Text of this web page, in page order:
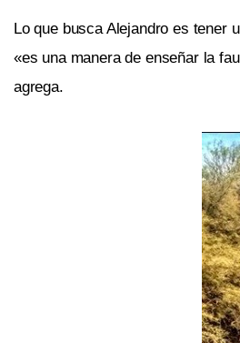
Lo que busca Alejandro es tener
«es una manera de enseñar la
agrega.